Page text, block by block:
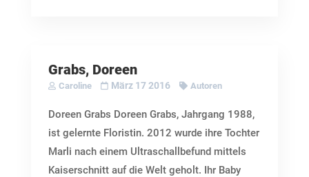
Grabs, Doreen
Caroline März 17 2016 Autoren
Doreen Grabs Doreen Grabs, Jahrgang 1988,
ist gelernte Floristin. 2012 wurde ihre Tochter
Marli nach einem Ultraschallbefund mittels
Kaiserschnitt auf die Welt geholt. Ihr Baby